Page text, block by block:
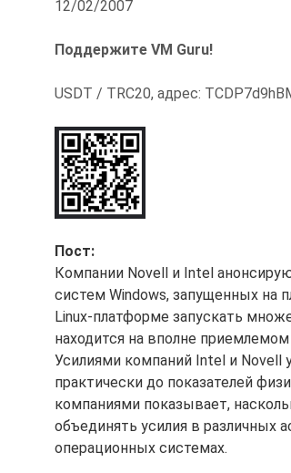
12/02/2007
Поддержите VM Guru!
USDT / TRC20, адрес:
Пост:
Компании Novell и Intel
систем Windows, запущенных на
Linux-платформе запускать
находится на вполне
Усилиями компаний Intel и Novell
практически до показателей
компаниями показывает,
объединять усилия в различных
операционных системах.